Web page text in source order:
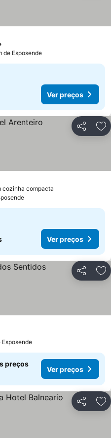
de Esposende
Ver preços
Partilhar
cozinha compacta
Ver preços
Partilhar
Esposende
preços
Ver preços
Partilhar